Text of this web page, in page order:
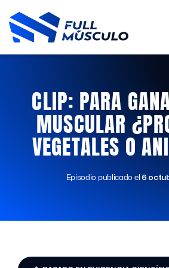
contenido
CLIP: PARA
MUSCULAR
VEGETALES O
Episodio publicado el 6